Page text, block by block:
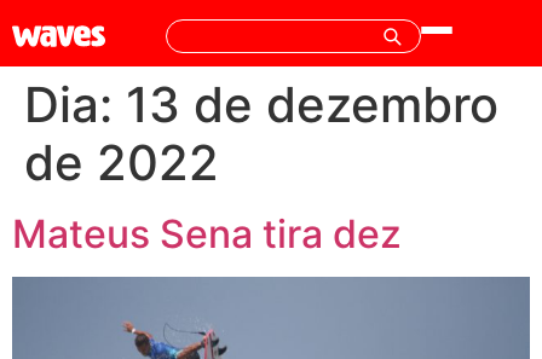
Dia: 13 de dezembro
de 2022
Mateus Sena tira dez